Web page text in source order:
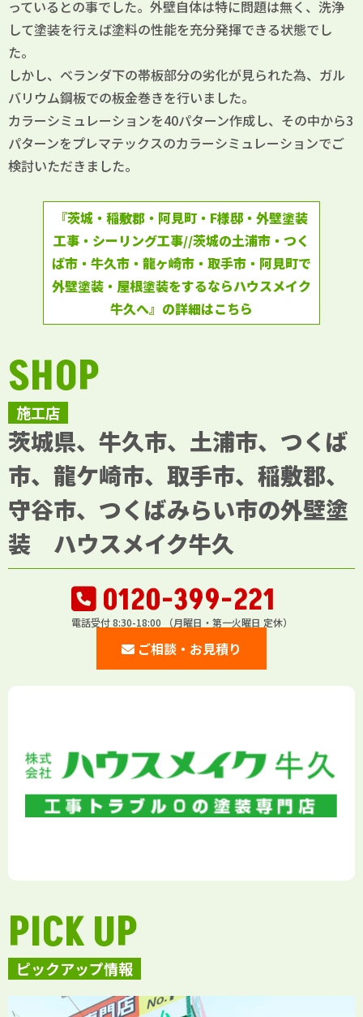
っているとの事でした。外壁自体は特に問題は無く、洗浄
して塗装を行えば塗料の性能を充分発揮できる状態でし
た。
しかし、ベランダ下の帯板部分の劣化が見られた為、ガル
バリウム鋼板での板金巻きを行いました。
カラーシミュレーションを40パターン作成し、その中から3
パターンをプレマテックスのカラーシミュレーションでご
検討いただきました。
『茨城・稲敷郡・阿見町・F様邸・外壁塗装
工事・シーリング工事//茨城の土浦市・つく
ば市・牛久市・龍ヶ崎市・取手市・阿見町で
外壁塗装・屋根塗装をするならハウスメイク
牛久へ』の詳細はこちら
施工店
SHOP
茨城県、牛久市、土浦市、つくば
市、龍ケ崎市、取手市、稲敷郡、
守谷市、つくばみらい市の外壁塗
装 ハウスメイク牛久
0120-399-221
電話受付 8:30-18:00 （月曜日・第一火曜日 定休）
ご相談・お見積り
ピックアップ情報
PICK UP